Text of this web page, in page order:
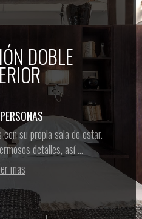
DOBLE
su propia sala de estar.
detalles, así ...
mas